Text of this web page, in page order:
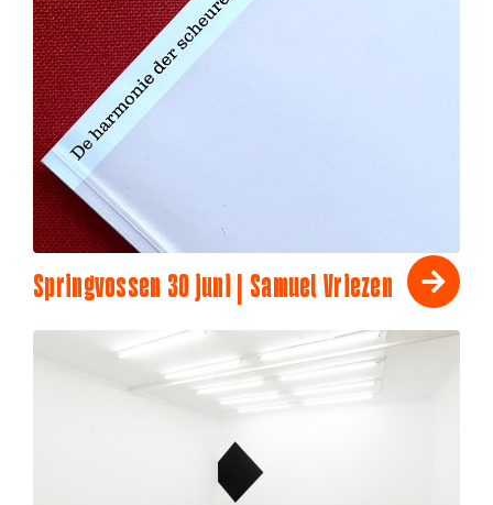
Springvossen 30 juni | Samuel Vriezen